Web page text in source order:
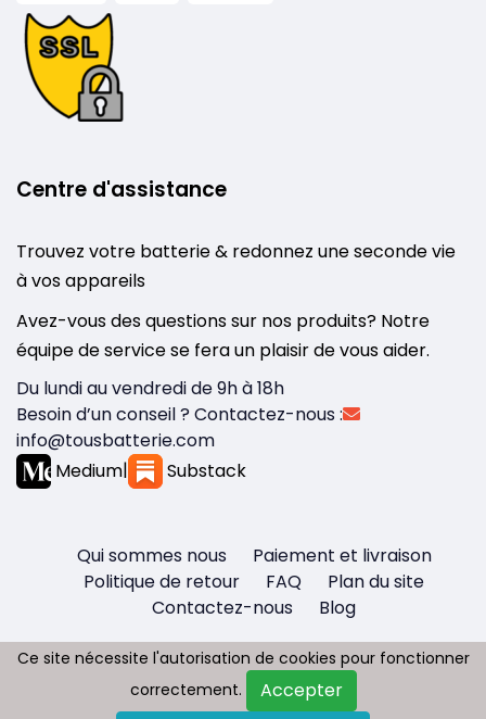
Centre d'assistance
Trouvez votre batterie & redonnez une seconde vie
à vos appareils
Avez-vous des questions sur nos produits? Notre
équipe de service se fera un plaisir de vous aider.
Du lundi au vendredi de 9h à 18h
Besoin d’un conseil ? Contactez-nous :
info@tousbatterie.com
Medium| Substack
Qui sommes nous
Paiement et livraison
Politique de retour
FAQ
Plan du site
Contactez-nous
Blog
Copyright © 2026 - Tous droit réservés
Ce site nécessite l'autorisation de cookies pour fonctionner
correctement.
Accepter
Ce site nécessite l'autorisation de cookies pour fonctionner
correctement.
Accepter